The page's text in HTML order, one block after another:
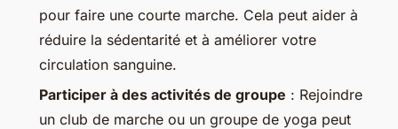
pour faire une courte marche. Cela peut aider à
réduire la sédentarité et à améliorer votre
circulation sanguine.
Participer à des activités de groupe : Rejoindre
un club de marche ou un groupe de yoga peut